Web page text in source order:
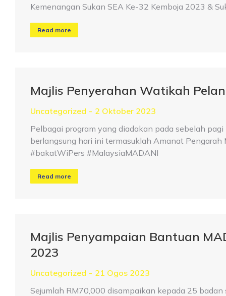
Kemenangan Sukan SEA Ke-32 Kemboja 2023 &
Read more
Majlis Penyerahan Watikah
Uncategorized
2 Oktober 2023
Pelbagai program yang diadakan pada sebelah
berlangsung hari ini termasuklah Amanat
#bakatWiPers #MalaysiaMADANI
Read more
Majlis Penyampaian Bantuan
2023
Uncategorized
21 Ogos 2023
Sejumlah RM70,000 disampaikan kepada 25